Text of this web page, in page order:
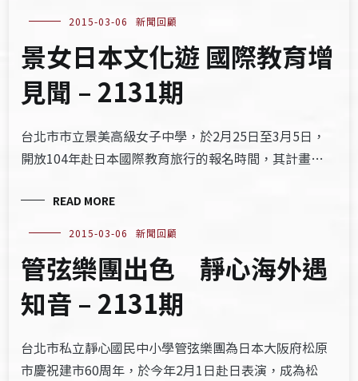
2015-03-06 新聞回顧
景女日本文化遊 國際教育增
見聞 – 2131期
台北市市立景美高級女子中學，於2月25日至3月5日，
開放104年赴日本國際教育旅行的報名時間，其計畫…
READ MORE
2015-03-06 新聞回顧
管弦樂團出色 靜心海外遇
知音 – 2131期
台北市私立靜心國民中小學管弦樂團為日本大阪府松原
市慶祝建市60周年，於今年2月1日赴日表演，成為松